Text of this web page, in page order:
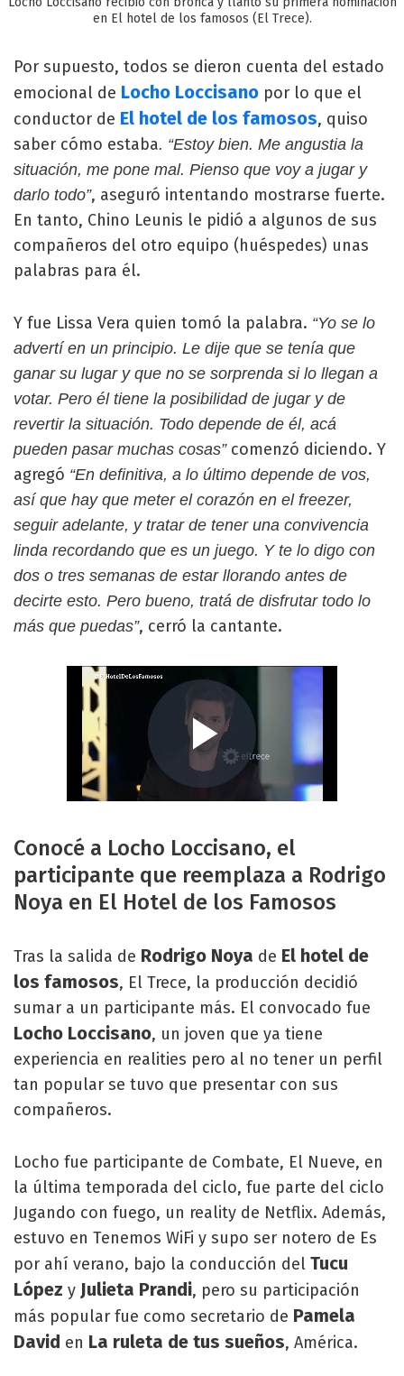
en El hotel de los famosos (El Trece).
Por supuesto, todos se dieron cuenta del estado
emocional de Locho Loccisano por lo que el
conductor de El hotel de los famosos, quiso
saber cómo estaba. “Estoy bien. Me angustia la
situación, me pone mal. Pienso que voy a jugar y
darlo todo”, aseguró intentando mostrarse fuerte.
En tanto, Chino Leunis le pidió a algunos de sus
compañeros del otro equipo (huéspedes) unas
palabras para él.
Y fue Lissa Vera quien tomó la palabra. “Yo se lo
advertí en un principio. Le dije que se tenía que
ganar su lugar y que no se sorprenda si lo llegan a
votar. Pero él tiene la posibilidad de jugar y de
revertir la situación. Todo depende de él, acá
pueden pasar muchas cosas” comenzó diciendo. Y
agregó “En definitiva, a lo último depende de vos,
así que hay que meter el corazón en el freezer,
seguir adelante, y tratar de tener una convivencia
linda recordando que es un juego. Y te lo digo con
dos o tres semanas de estar llorando antes de
decirte esto. Pero bueno, tratá de disfrutar todo lo
más que puedas”, cerró la cantante.
Conocé a Locho Loccisano, el
participante que reemplaza a Rodrigo
Noya en El Hotel de los Famosos
Tras la salida de Rodrigo Noya de El hotel de
los famosos, El Trece, la producción decidió
sumar a un participante más. El convocado fue
Locho Loccisano, un joven que ya tiene
experiencia en realities pero al no tener un perfil
tan popular se tuvo que presentar con sus
compañeros.
Locho fue participante de Combate, El Nueve, en
la última temporada del ciclo, fue parte del ciclo
Jugando con fuego, un reality de Netflix. Además,
estuvo en Tenemos WiFi y supo ser notero de Es
por ahí verano, bajo la conducción del Tucu
López y Julieta Prandi, pero su participación
más popular fue como secretario de Pamela
David en La ruleta de tus sueños, América.